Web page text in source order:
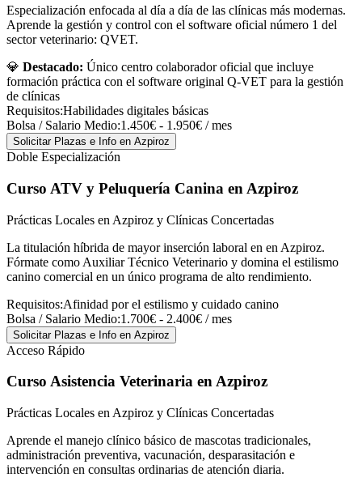
Especialización enfocada al día a día de las clínicas más modernas.
Aprende la gestión y control con el software oficial número 1 del
sector veterinario: QVET.
💎 Destacado: Único centro colaborador oficial que incluye
formación práctica con el software original Q-VET para la gestión
de clínicas
Requisitos:Habilidades digitales básicas
Bolsa / Salario Medio:1.450€ - 1.950€ / mes
Solicitar Plazas e Info en Azpiroz
Doble Especialización
Curso ATV y Peluquería Canina en Azpiroz
Prácticas Locales en Azpiroz y Clínicas Concertadas
La titulación híbrida de mayor inserción laboral en en Azpiroz.
Fórmate como Auxiliar Técnico Veterinario y domina el estilismo
canino comercial en un único programa de alto rendimiento.
Requisitos:Afinidad por el estilismo y cuidado canino
Bolsa / Salario Medio:1.700€ - 2.400€ / mes
Solicitar Plazas e Info en Azpiroz
Acceso Rápido
Curso Asistencia Veterinaria en Azpiroz
Prácticas Locales en Azpiroz y Clínicas Concertadas
Aprende el manejo clínico básico de mascotas tradicionales,
administración preventiva, vacunación, desparasitación e
intervención en consultas ordinarias de atención diaria.